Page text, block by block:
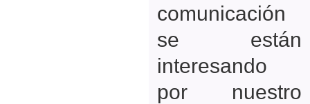
comunicación
se están
interesando
por nuestro